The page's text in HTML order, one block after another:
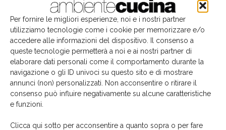
Per fornire le migliori esperienze, noi e i nostri partner
utilizziamo tecnologie come i cookie per memorizzare e/o
accedere alle informazioni del dispositivo. Il consenso a
queste tecnologie permetterà a noi e ai nostri partner di
elaborare dati personali come il comportamento durante la
navigazione o gli ID univoci su questo sito e di mostrare
annunci (non) personalizzati. Non acconsentire o ritirare il
consenso può influire negativamente su alcune caratteristiche
e funzioni.
Clicca qui sotto per acconsentire a quanto sopra o per fare
Articoli correlati Dello stesso autore
Colombini Group firma per l’acquisizione del
70% di Snaidero Group